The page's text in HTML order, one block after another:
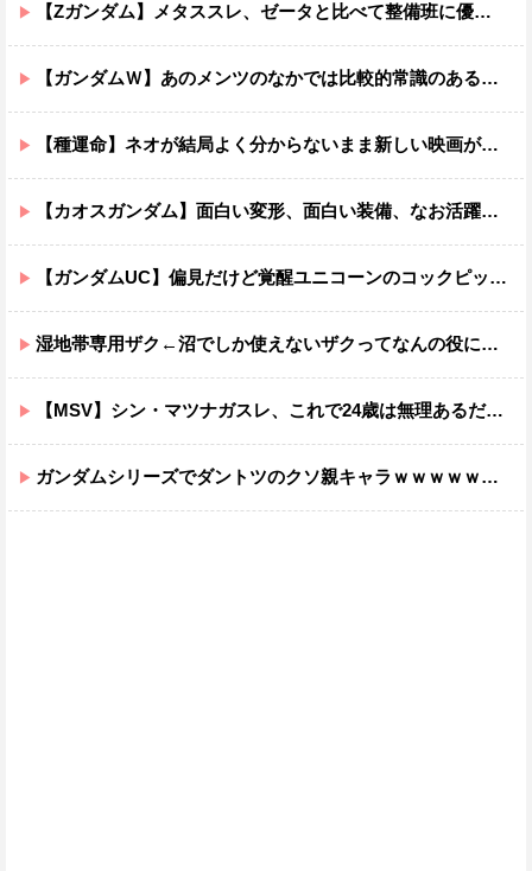
【Zガンダム】メタススレ、ゼータと比べて整備班に優しそう
【ガンダムＷ】あのメンツのなかでは比較的常識のあるほうなのがデュオだよね
【種運命】ネオが結局よく分からないまま新しい映画が終わった後ももやもやしてる
【カオスガンダム】面白い変形、面白い装備、なお活躍…
【ガンダムUC】偏見だけど覚醒ユニコーンのコックピットってエアコンの効きが強そうでいいよね
湿地帯専用ザク←沼でしか使えないザクってなんの役に立つ設定なんだ？
【MSV】シン・マツナガスレ、これで24歳は無理あるだろ…
ガンダムシリーズでダントツのクソ親キャラｗｗｗｗｗｗｗｗｗｗｗｗ